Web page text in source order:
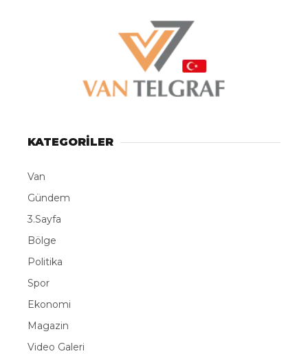
KATEGORİLER
Van
Gündem
3.Sayfa
Bölge
Politika
Spor
Ekonomi
Magazin
Video Galeri